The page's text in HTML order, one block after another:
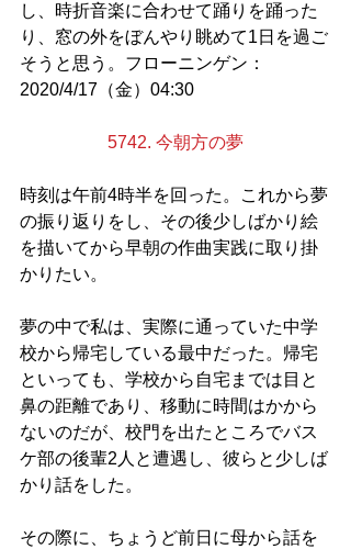
し、時折音楽に合わせて踊りを踊った
り、窓の外をぼんやり眺めて1日を過ご
そうと思う。フローニンゲン：
2020/4/17（金）04:30
5742. 今朝方の夢
時刻は午前4時半を回った。これから夢
の振り返りをし、その後少しばかり絵
を描いてから早朝の作曲実践に取り掛
かりたい。
夢の中で私は、実際に通っていた中学
校から帰宅している最中だった。帰宅
といっても、学校から自宅までは目と
鼻の距離であり、移動に時間はかから
ないのだが、校門を出たところでバス
ケ部の後輩2人と遭遇し、彼らと少しば
かり話をした。
その際に、ちょうど前日に母から話を